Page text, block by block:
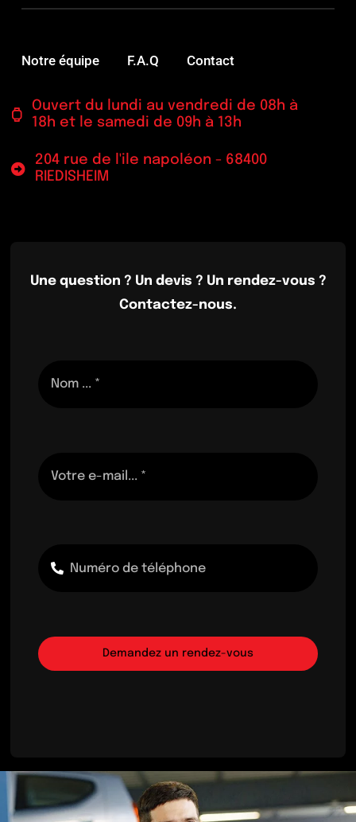
Notre équipe F.A.Q Contact
Ouvert du lundi au vendredi de 08h à
18h et le samedi de 09h à 13h
204 rue de l'ile napoléon - 68400
RIEDISHEIM
Une question ? Un devis ? Un rendez-vous ?
Contactez-nous.
Demandez un rendez-vous